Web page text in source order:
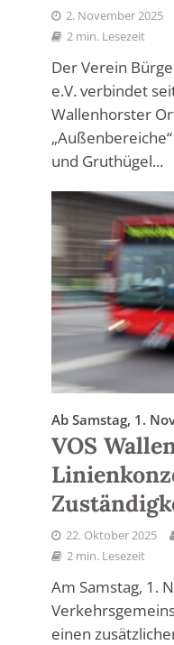
2. November 2025
2 min. Lesezeit
Der Verein
e.V. verbindet
Wallenhorster
und Gruthügel...
Ab Samstag, 1.
VOS
22. Oktober 2025
2 min. Lesezeit
Am Samstag, 1.
einen